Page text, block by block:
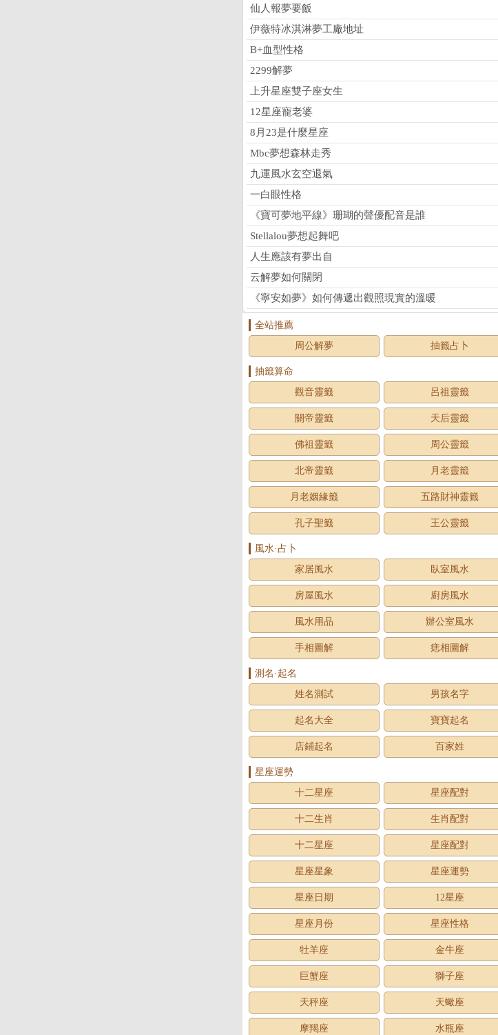
仙人報夢要飯
伊薇特冰淇淋夢工廠地址
B+血型性格
2299解夢
上升星座雙子座女生
12星座寵老婆
8月23是什麼星座
Mbc夢想森林走秀
九運風水玄空退氣
一白眼性格
《寶可夢地平線》珊瑚的聲優配音是誰
Stellalou夢想起舞吧
人生應該有夢出自
云解夢如何關閉
《寧安如夢》如何傳遞出觀照現實的溫暖
全站推薦
周公解夢
抽籤占卜
抽籤算命
觀音靈籤
呂祖靈籤
關帝靈籤 天后靈籤
佛祖靈籤 周公靈籤
北帝靈籤 月老靈籤
月老姻緣籤 五路財神靈籤
孔子聖籤 王公靈籤
風水·占卜
家居風水
臥室風水
房屋風水 廚房風水
風水用品 辦公室風水
手相圖解 痣相圖解
測名·起名
姓名測試
男孩名字
起名大全 寶寶起名
店鋪起名 百家姓
星座運勢
十二星座
星座配對
十二生肖 生肖配對
十二星座 星座配對
星座星象 星座運勢
星座日期 12星座
星座月份 星座性格
牡羊座 金牛座
巨蟹座 獅子座
天秤座 天蠍座
摩羯座 水瓶座